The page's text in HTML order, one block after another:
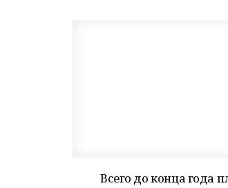
Всего до конца года